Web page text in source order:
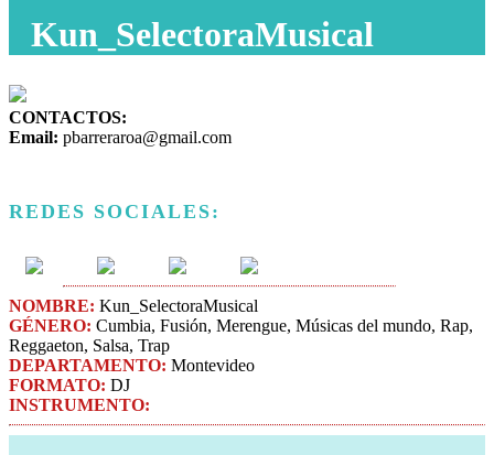
Kun_SelectoraMusical
CONTACTOS:
Email: pbarreraroa@gmail.com
REDES SOCIALES:
NOMBRE: Kun_SelectoraMusical
GÉNERO: Cumbia, Fusión, Merengue, Músicas del mundo, Rap,
Reggaeton, Salsa, Trap
DEPARTAMENTO: Montevideo
FORMATO: DJ
INSTRUMENTO: